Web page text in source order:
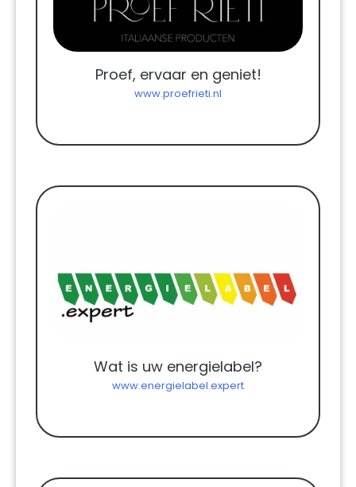
Proef, ervaar en geniet!
www.proefrieti.nl
Wat is uw energielabel?
www.energielabel.expert